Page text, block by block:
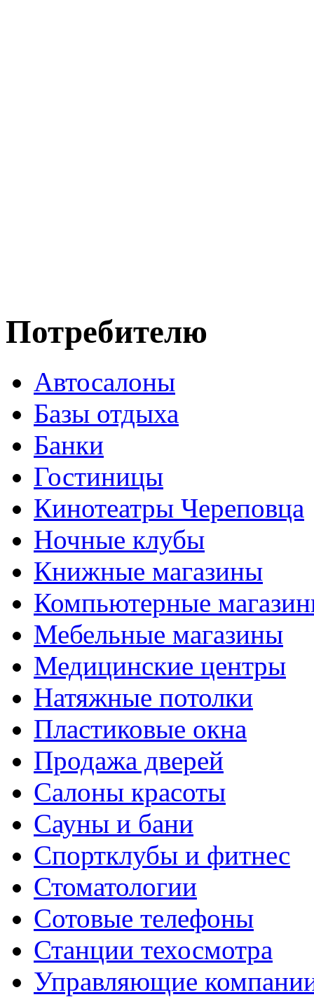
Потребителю
Автосалоны
Базы отдыха
Банки
Гостиницы
Кинотеатры Череповца
Ночные клубы
Книжные магазины
Компьютерные
Мебельные магазины
Медицинские центры
Натяжные потолки
Пластиковые окна
Продажа дверей
Салоны красоты
Сауны и бани
Спортклубы и фитнес
Стоматологии
Сотовые телефоны
Станции техосмотра
Управляющие